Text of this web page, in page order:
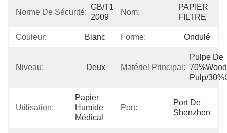
Norme De Sécurité:
GB/T18830-
2009
Nom:
PAPIER
FILTRE
Couleur: Blanc Forme: Ondulé
Niveau: Deux Matériel Principal:
Pulpe De
70%Wood
Pulp/
Utilisation:
Papier
Humide
Médical
Port:
Port De
Shenzhen